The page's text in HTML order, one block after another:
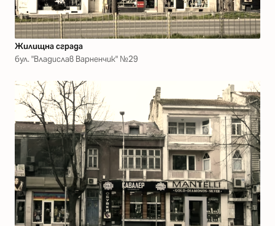
Жилищна сграда
бул. "Владислав Варненчик" №29